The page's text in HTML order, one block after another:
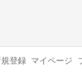
登録 マイページ